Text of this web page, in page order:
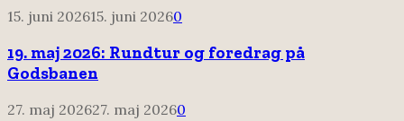
15. juni 202615. juni 20260
19. maj 2026: Rundtur og foredrag på
Godsbanen
27. maj 202627. maj 20260